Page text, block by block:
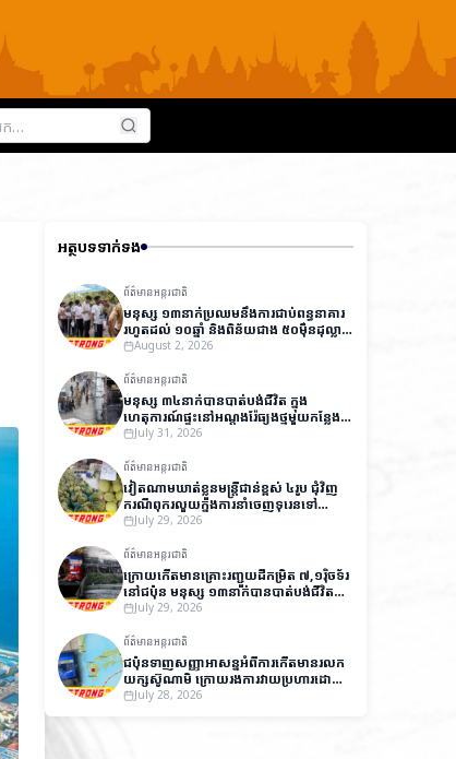
អត្ថបទទាក់ទង
ព័ត៌មានអន្តរជាតិ
មនុស្ស ១៣នាក់ប្រឈមនឹងការជាប់ពន្ធនាគារ
រហូតដល់ ១០ឆ្នាំ និងពិន័យជាង ៥០ម៉ឺនដុល្លារ
ក្នុងសំណុំរឿងធ្វើឱ្យបែកធ្លាយវិញ្ញាសារប្រលង
August 2, 2026
ព័ត៌មានអន្តរជាតិ
មនុស្ស ៣៤នាក់បានបាត់បង់ជីវិត ក្នុង
ហេតុការណ៍ផ្ទុះនៅអណ្តូងរ៉ែធ្យូងថ្មមួយកន្លែង
នៅប៉ាគីស្ថាន
July 31, 2026
ព័ត៌មានអន្តរជាតិ
វៀតណាមឃាត់ខ្លួនមន្ត្រីជាន់ខ្ពស់ ៤រូប ជុំវិញ
ករណីពុករលួយក្នុងការនាំចេញទុរេនទៅ
ប្រទេសចិន
July 29, 2026
ព័ត៌មានអន្តរជាតិ
ក្រោយកើតមានគ្រោះរញ្ជួយដីកម្រិត ៧,១រ៉ិចទ័រ
នៅជប៉ុន មនុស្ស ១៣នាក់បានបាត់បង់ជីវិត
និងមួយចំនួនកំពុងបាត់ខ្លួន
July 29, 2026
ព័ត៌មានអន្តរជាតិ
ជប៉ុនទាញសញ្ញាអាសន្នអំពីការកើតមានរលក
យក្សស៊ូណាមិ ក្រោយរងការវាយប្រហារដោយ
គ្រោះរញ្ជួយដីកម្រិត ៧,១រ៉ិចទ័រ
July 28, 2026